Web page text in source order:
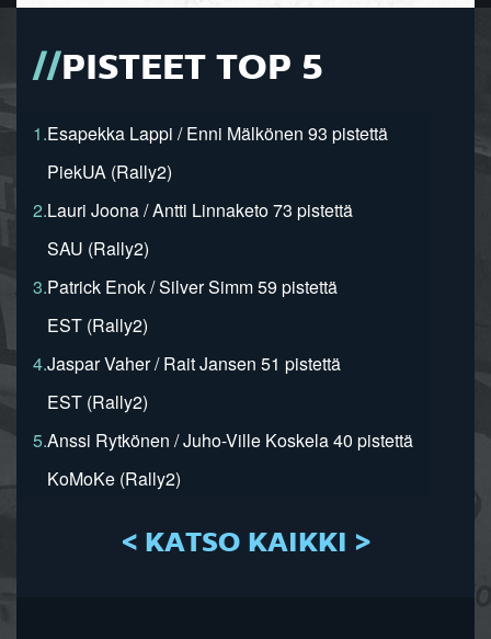
PISTEET TOP 5
1.Esapekka Lappi / Enni Mälkönen 93 pistettä
PiekUA (Rally2)
2.Lauri Joona / Antti Linnaketo 73 pistettä
SAU (Rally2)
3.Patrick Enok / Silver Simm 59 pistettä
EST (Rally2)
4.Jaspar Vaher / Rait Jansen 51 pistettä
EST (Rally2)
5.Anssi Rytkönen / Juho-Ville Koskela 40 pistettä
KoMoKe (Rally2)
< KATSO KAIKKI >